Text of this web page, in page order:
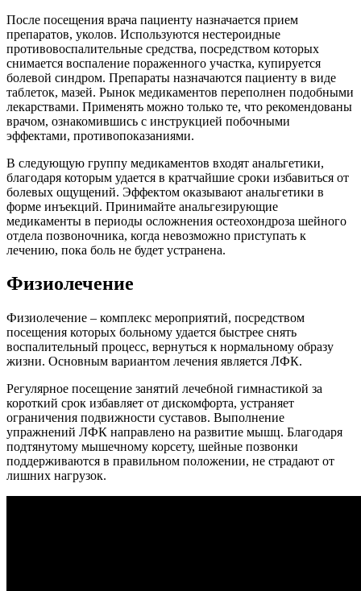
После посещения врача пациенту назначается прием
препаратов, уколов. Используются нестероидные
противовоспалительные средства, посредством которых
снимается воспаление пораженного участка, купируется
болевой синдром. Препараты назначаются пациенту в виде
таблеток, мазей. Рынок медикаментов переполнен подобными
лекарствами. Применять можно только те, что рекомендованы
врачом, ознакомившись с инструкцией побочными
эффектами, противопоказаниями.
В следующую группу медикаментов входят анальгетики,
благодаря которым удается в кратчайшие сроки избавиться от
болевых ощущений. Эффектом оказывают анальгетики в
форме инъекций. Принимайте анальгезирующие
медикаменты в периоды осложнения остеохондроза шейного
отдела позвоночника, когда невозможно приступать к
лечению, пока боль не будет устранена.
Физиолечение
Физиолечение – комплекс мероприятий, посредством
посещения которых больному удается быстрее снять
воспалительный процесс, вернуться к нормальному образу
жизни. Основным вариантом лечения является ЛФК.
Регулярное посещение занятий лечебной гимнастикой за
короткий срок избавляет от дискомфорта, устраняет
ограничения подвижности суставов. Выполнение
упражнений ЛФК направлено на развитие мышц. Благодаря
подтянутому мышечному корсету, шейные позвонки
поддерживаются в правильном положении, не страдают от
лишних нагрузок.